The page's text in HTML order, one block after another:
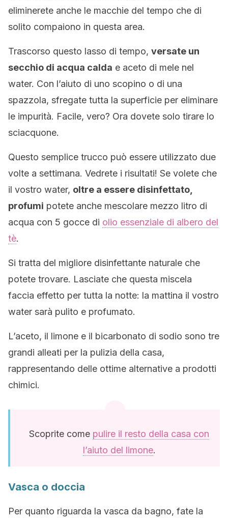
eliminerete anche le macchie del tempo che di
solito compaiono in questa area.
Trascorso questo lasso di tempo, versate un
secchio di acqua calda e aceto di mele nel
water. Con l’aiuto di uno scopino o di una
spazzola, sfregate tutta la superficie per eliminare
le impurità. Facile, vero? Ora dovete solo tirare lo
sciacquone.
Questo semplice trucco può essere utilizzato due
volte a settimana. Vedrete i risultati! Se volete che
il vostro water, oltre a essere disinfettato,
profumi potete anche mescolare mezzo litro di
acqua con 5 gocce di olio essenziale di albero del
tè.
Si tratta del migliore disinfettante naturale che
potete trovare. Lasciate che questa miscela
faccia effetto per tutta la notte: la mattina il vostro
water sarà pulito e profumato.
L’aceto, il limone e il bicarbonato di sodio sono tre
grandi alleati per la pulizia della casa,
rappresentando delle ottime alternative a prodotti
chimici.
Scoprite come pulire il resto della casa con
l’aiuto del limone.
Vasca o doccia
Per quanto riguarda la vasca da bagno, fate la